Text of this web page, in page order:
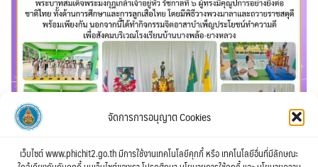
จัดการการอนุญาต Cookies
เว็บไซต์ www.phichit2.go.th มีการใช้งานเทคโนโลยีคุกกี้ หรือ เทคโนโลยีอื่นที่มีลักษณะ